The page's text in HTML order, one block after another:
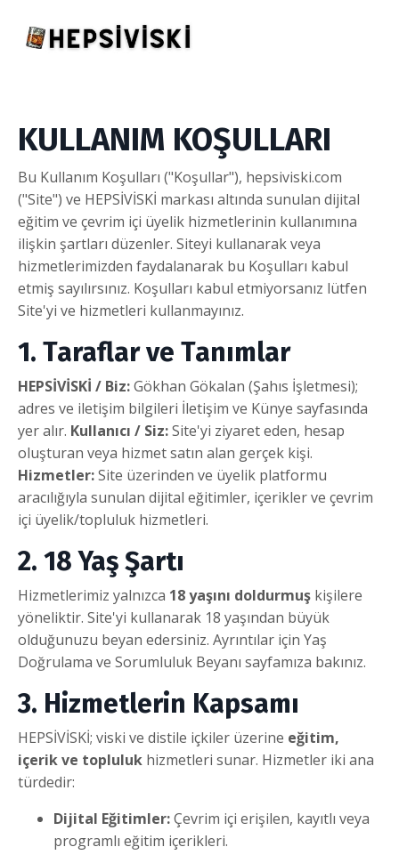
KULLANIM KOŞULLARI
Bu Kullanım Koşulları ("Koşullar"), hepsiviski.com
("Site") ve HEPSİVİSKİ markası altında sunulan dijital
eğitim ve çevrim içi üyelik hizmetlerinin kullanımına
ilişkin şartları düzenler. Siteyi kullanarak veya
hizmetlerimizden faydalanarak bu Koşulları kabul
etmiş sayılırsınız. Koşulları kabul etmiyorsanız lütfen
Site'yi ve hizmetleri kullanmayınız.
1. Taraflar ve Tanımlar
HEPSİVİSKİ / Biz:Gökhan Gökalan (Şahıs İşletmesi);
adres ve iletişim bilgileri İletişim ve Künye sayfasında
yer alır. Kullanıcı / Siz:Site'yi ziyaret eden, hesap
oluşturan veya hizmet satın alan gerçek kişi.
Hizmetler:Site üzerinden ve üyelik platformu
aracılığıyla sunulan dijital eğitimler, içerikler ve çevrim
içi üyelik/topluluk hizmetleri.
2. 18 Yaş Şartı
Hizmetlerimiz yalnızca 18 yaşını doldurmuş kişilere
yöneliktir. Site'yi kullanarak 18 yaşından büyük
olduğunuzu beyan edersiniz. Ayrıntılar için Yaş
Doğrulama ve Sorumluluk Beyanı sayfamıza bakınız.
3. Hizmetlerin Kapsamı
HEPSİVİSKİ; viski ve distile içkiler üzerine eğitim,
içerik ve topluluk hizmetleri sunar. Hizmetler iki ana
türdedir:
Dijital Eğitimler:Çevrim içi erişilen, kayıtlı veya
programlı eğitim içerikleri.